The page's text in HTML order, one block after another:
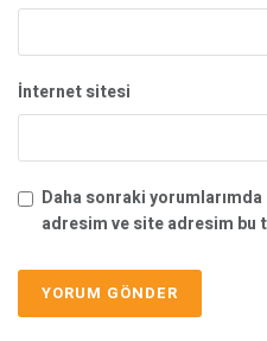
İnternet sitesi
Daha sonraki
adresim ve site adresim bu